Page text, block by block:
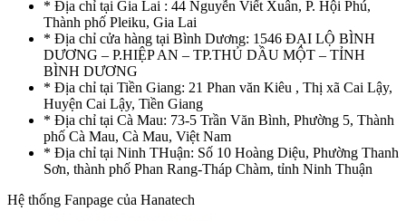
* Địa chỉ tại Gia Lai : 44 Nguyễn Viết Xuân, P. Hội Phú,
Thành phố Pleiku, Gia Lai
* Địa chỉ cửa hàng tại Bình Dương: 1546 ĐẠI LỘ BÌNH
DƯƠNG – P.HIỆP AN – TP.THỦ DẦU MỘT – TỈNH
BÌNH DƯƠNG
* Địa chỉ tại Tiền Giang: 21 Phan văn Kiêu , Thị xã Cai Lậy,
Huyện Cai Lậy, Tiền Giang
* Địa chỉ tại Cà Mau: 73-5 Trần Văn Bình, Phường 5, Thành
phố Cà Mau, Cà Mau, Việt Nam
* Địa chỉ tại Ninh THuận: Số 10 Hoàng Diệu, Phường Thanh
Sơn, thành phố Phan Rang-Tháp Chàm, tỉnh Ninh Thuận
Hệ thống Fanpage của Hanatech